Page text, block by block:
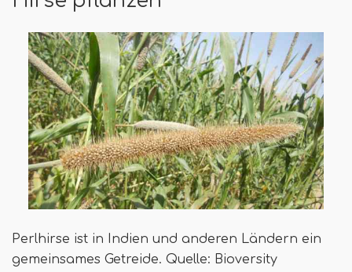
Perlhirse ist in Indien und anderen Ländern ein
gemeinsames Getreide. Quelle: Bioversity